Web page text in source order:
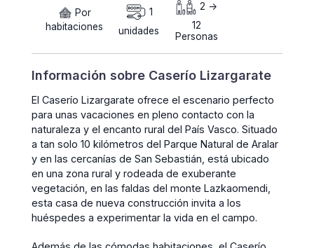
Por
habitaciones
1
unidades
2 ->
12
Personas
Información sobre Caserío Lizargarate
El Caserío Lizargarate ofrece el escenario perfecto
para unas vacaciones en pleno contacto con la
naturaleza y el encanto rural del País Vasco. Situado
a tan solo 10 kilómetros del Parque Natural de Aralar
y en las cercanías de San Sebastián, está ubicado
en una zona rural y rodeada de exuberante
vegetación, en las faldas del monte Lazkaomendi,
esta casa de nueva construcción invita a los
huéspedes a experimentar la vida en el campo.